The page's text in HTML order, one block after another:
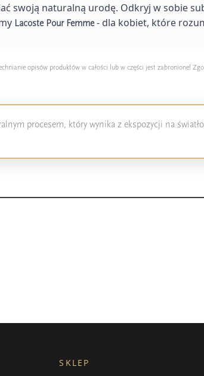
swoją naturalną urodę. Odkryj w sobie
Lacoste Pour Femme- dla kobiet, które
opisów produktów w całości lub w części jest zabronione!
procesem, który wynika z ekspozycji na
SKLEP